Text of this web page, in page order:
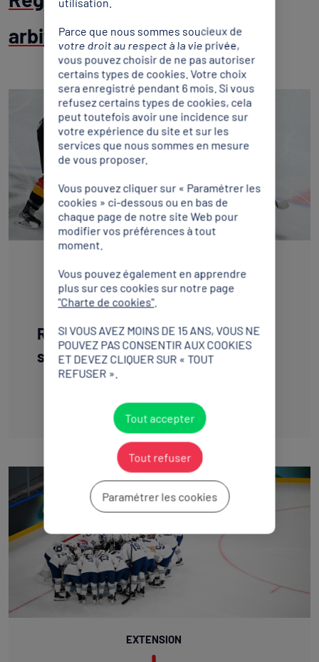
arbitrale du sport
Règlement Chambre arbitrale du
sport.pdf
EXTENSION
Parce que nous sommes soucieux de
votre droit au respect à la vie privée,
vous pouvez choisir de ne pas autoriser
certains types de cookies. Votre choix
sera enregistré pendant 6 mois. Si vous
refusez certains types de cookies, cela
peut toutefois avoir une incidence sur
votre expérience du site et sur les
services que nous sommes en mesure
de vous proposer.
Vous pouvez cliquer sur « Paramétrer les
cookies » ci-dessous ou en bas de
chaque page de notre site Web pour
modifier vos préférences à tout
moment.
Vous pouvez également en apprendre
plus sur ces cookies sur notre page
"Charte de cookies".
SI VOUS AVEZ MOINS DE 15 ANS, VOUS NE
POUVEZ PAS CONSENTIR AUX COOKIES
ET DEVEZ CLIQUER SUR « TOUT
REFUSER ».
Tout accepter
Tout refuser
Paramétrer les cookies